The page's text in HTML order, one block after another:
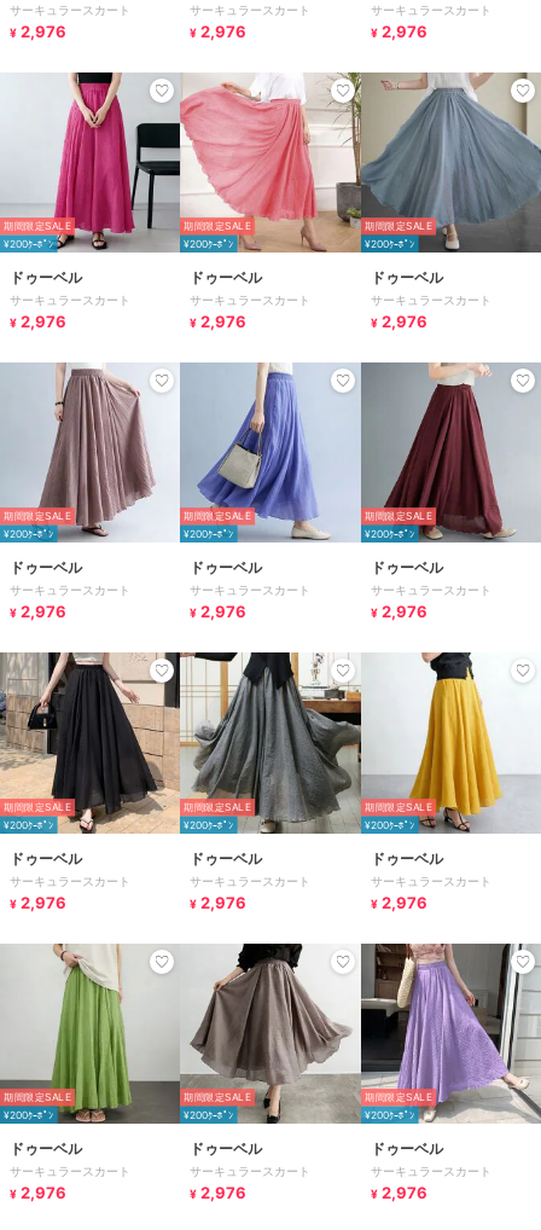
サーキュラースカート
¥ 2,976
サーキュラースカート
¥ 2,976
サーキュラースカート
¥ 2,976
期間限定SALE
¥200ｸｰﾎﾟﾝ
ドゥーベル
サーキュラースカート
¥ 2,976
期間限定SALE
¥200ｸｰﾎﾟﾝ
ドゥーベル
サーキュラースカート
¥ 2,976
期間限定SALE
¥200ｸｰﾎﾟﾝ
ドゥーベル
サーキュラースカート
¥ 2,976
期間限定SALE
¥200ｸｰﾎﾟﾝ
ドゥーベル
サーキュラースカート
¥ 2,976
期間限定SALE
¥200ｸｰﾎﾟﾝ
ドゥーベル
サーキュラースカート
¥ 2,976
期間限定SALE
¥200ｸｰﾎﾟﾝ
ドゥーベル
サーキュラースカート
¥ 2,976
期間限定SALE
¥200ｸｰﾎﾟﾝ
ドゥーベル
サーキュラースカート
¥ 2,976
期間限定SALE
¥200ｸｰﾎﾟﾝ
ドゥーベル
サーキュラースカート
¥ 2,976
期間限定SALE
¥200ｸｰﾎﾟﾝ
ドゥーベル
サーキュラースカート
¥ 2,976
期間限定SALE
¥200ｸｰﾎﾟﾝ
ドゥーベル
サーキュラースカート
¥ 2,976
期間限定SALE
¥200ｸｰﾎﾟﾝ
ドゥーベル
サーキュラースカート
¥ 2,976
期間限定SALE
¥200ｸｰﾎﾟﾝ
ドゥーベル
サーキュラースカート
¥ 2,976